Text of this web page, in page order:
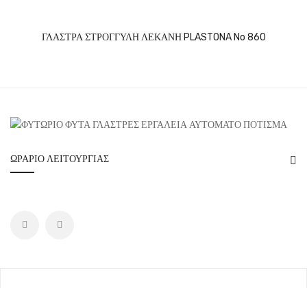
ΓΛΑΣΤΡΑ ΣΤΡΟΓΓΥΛΗ ΛΕΚΑΝΗ PLASTONA No 860
ΩΡΆΡΙΟ ΛΕΙΤΟΥΡΓΊΑΣ